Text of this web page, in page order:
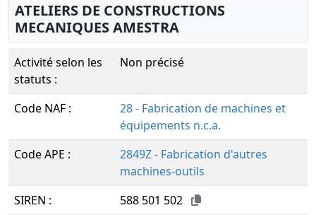
ATELIERS DE CONSTRUCTIONS
MECANIQUES AMESTRA
Activité selon les
statuts :
Non précisé
Code NAF :
28 - Fabrication de machines et
équipements n.c.a.
Code APE :
2849Z - Fabrication d'autres
machines-outils
SIREN :
588 501 502